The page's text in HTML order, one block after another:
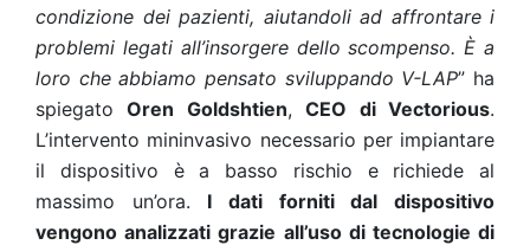
condizione dei pazienti, aiutandoli ad affrontare i
problemi legati all’insorgere dello scompenso. È a
loro che abbiamo pensato sviluppando V-LAP” ha
spiegatoOren Goldshtien,CEO di Vectorious.
L’intervento mininvasivo necessario per impiantare
il dispositivo è a basso rischio e richiede al
massimo un’ora. I dati forniti dal dispositivo
vengono analizzati grazie all’uso di tecnologie di